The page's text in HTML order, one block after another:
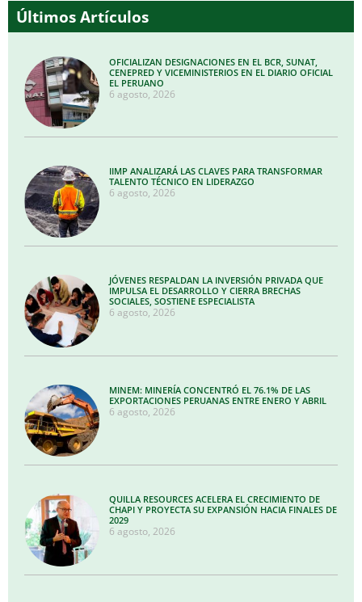
Últimos Artículos
OFICIALIZAN DESIGNACIONES EN EL BCR, SUNAT,
CENEPRED Y VICEMINISTERIOS EN EL DIARIO OFICIAL
EL PERUANO
6 agosto, 2026
IIMP ANALIZARÁ LAS CLAVES PARA TRANSFORMAR
TALENTO TÉCNICO EN LIDERAZGO
6 agosto, 2026
JÓVENES RESPALDAN LA INVERSIÓN PRIVADA QUE
IMPULSA EL DESARROLLO Y CIERRA BRECHAS
SOCIALES, SOSTIENE ESPECIALISTA
6 agosto, 2026
MINEM: MINERÍA CONCENTRÓ EL 76.1% DE LAS
EXPORTACIONES PERUANAS ENTRE ENERO Y ABRIL
6 agosto, 2026
QUILLA RESOURCES ACELERA EL CRECIMIENTO DE
CHAPI Y PROYECTA SU EXPANSIÓN HACIA FINALES DE
2029
6 agosto, 2026